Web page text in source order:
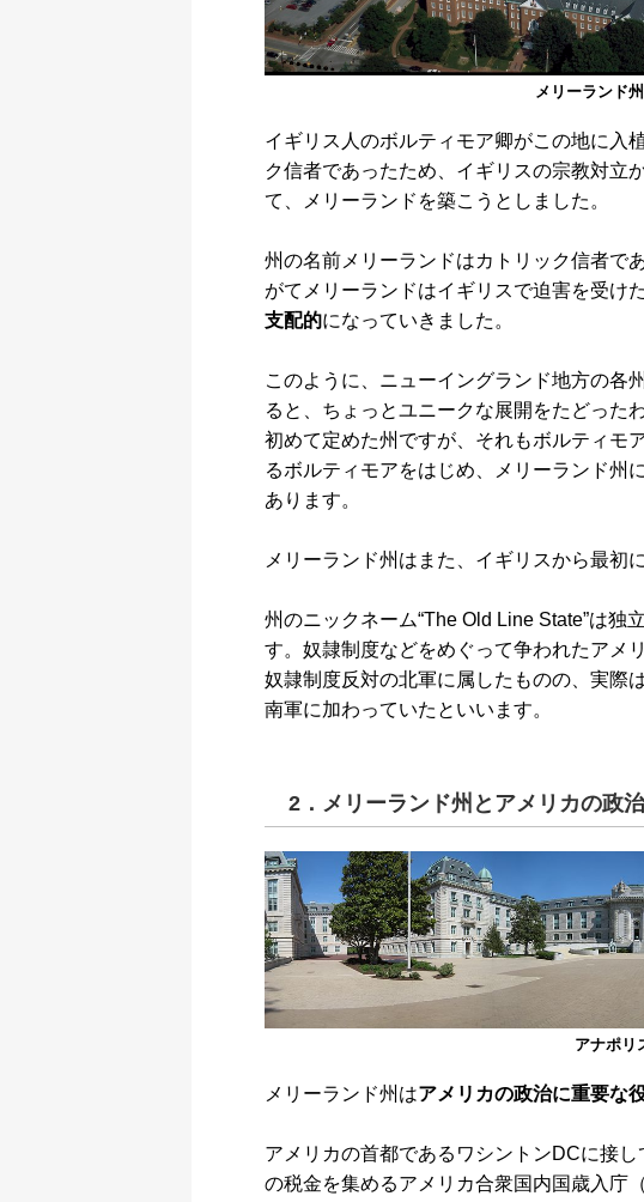
メリーランド
イギリス人のボルティモア卿がこの地に入
ク信者であったため、イギリスの宗教対立
て、メリーランドを築こうとしました。
州の名前メリーランドはカトリック信者で
がてメリーランドはイギリスで迫害を受け
支配的になっていきました。
このように、ニューイングランド地方の各
ると、ちょっとユニークな展開をたどった
初めて定めた州ですが、それもボルティモ
るボルティモアをはじめ、メリーランド州
あります。
メリーランド州はまた、イギリスから最初
州のニックネーム“The Old Line State”は独
す。奴隷制度などをめぐって争われたアメ
奴隷制度反対の北軍に属したものの、実際
南軍に加わっていたといいます。
2．メリーランド州とアメリカの政治
アナポリ
メリーランド州はアメリカの政治に重要な
アメリカの首都であるワシントンDCに接
の税金を集めるアメリカ合衆国内国歳入庁